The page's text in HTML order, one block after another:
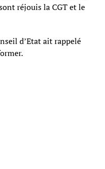
réjouis la CGT et le
d’Etat ait rappelé